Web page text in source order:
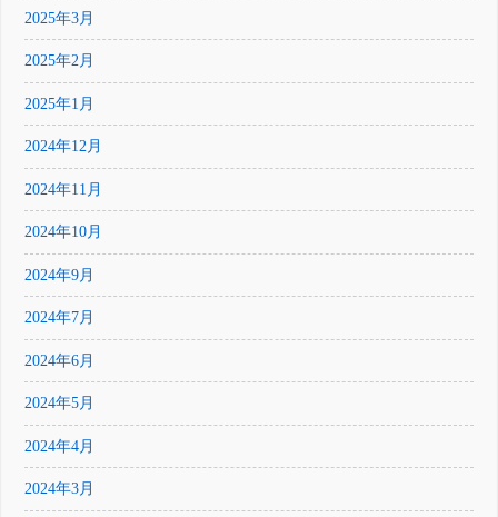
2025年3月
2025年2月
2025年1月
2024年12月
2024年11月
2024年10月
2024年9月
2024年7月
2024年6月
2024年5月
2024年4月
2024年3月